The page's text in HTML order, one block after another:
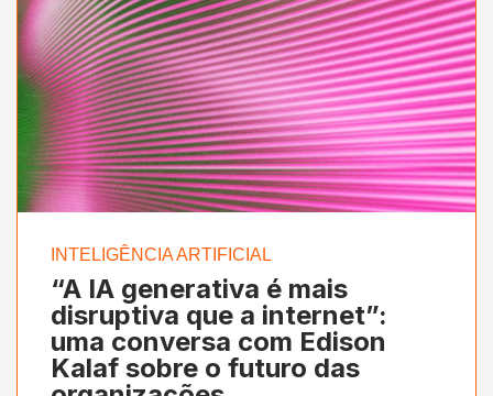
INTELIGÊNCIA ARTIFICIAL
“A IA generativa é mais
disruptiva que a internet”:
uma conversa com Edison
Kalaf sobre o futuro das